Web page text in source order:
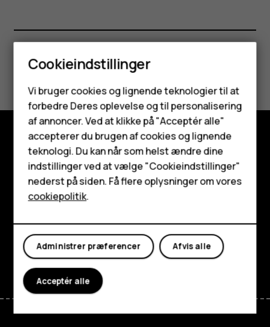
Smartphones
Feature-telefoner
Tilbehør
HMD Terra M
Tablets
Min konto
Synes du, dette var nyttigt?
Ja Nej
Udforsk
Om
Planet and people
Support
FacebookInstagram
TiktokYoutubeLinkedinDiscord
Cookieindstillinger
Vi bruger cookies og lignende teknologier til at
forbedre Deres oplevelse og til personalisering
af annoncer. Ved at klikke på "Acceptér alle"
accepterer du brugen af cookies og lignende
teknologi. Du kan når som helst ændre dine
indstillinger ved at vælge "Cookieindstillinger"
nederst på siden. Få flere oplysninger om vores
cookiepolitik.
Afvis alle
Administrer præferencer
Acceptér alle